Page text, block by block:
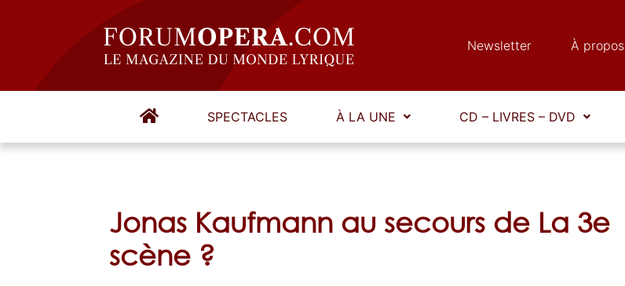
Newsletter À propos
SPECTACLES À LA UNE CD – LIVRES – DVD
Jonas Kaufmann au secours de La 3e
scène ?